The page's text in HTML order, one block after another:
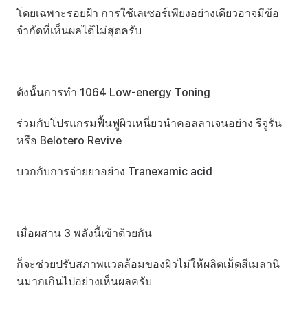
โดยเฉพาะรอยฝ้า การใช้เลเซอร์เพียงอย่างเดียวอาจมีข้อ
จำกัดที่เห็นผลได้ไม่สุดครับ
ดังนั้นการทำ 1064 Low-energy Toning
ร่วมกับโปรแกรมฟื้นฟูผิวเหนี่ยวนำคอลลาเจนอย่าง รีจูรัน
หรือ Belotero Revive
บวกกับการจ่ายยาอย่าง Tranexamic acid
เมื่อผสาน 3 พลังนี้เข้าด้วยกัน
ก็จะช่วยปรับสภาพแวดล้อมของผิวไม่ให้ผลิตเม็ดสีเมลานิ
นมากเกินไปอย่างเห็นผลครับ